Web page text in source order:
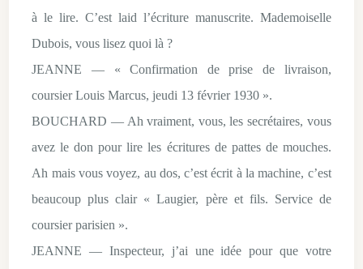
à le lire. C’est laid l’écriture manuscrite. Mademoiselle
Dubois, vous lisez quoi là ?
JEANNE — « Confirmation de prise de livraison,
coursier Louis Marcus, jeudi 13 février 1930 ».
BOUCHARD — Ah vraiment, vous, les secrétaires, vous
avez le don pour lire les écritures de pattes de mouches.
Ah mais vous voyez, au dos, c’est écrit à la machine, c’est
beaucoup plus clair « Laugier, père et fils. Service de
coursier parisien ».
JEANNE — Inspecteur, j’ai une idée pour que votre